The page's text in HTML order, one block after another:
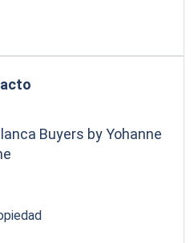
Buyers by Yohanne